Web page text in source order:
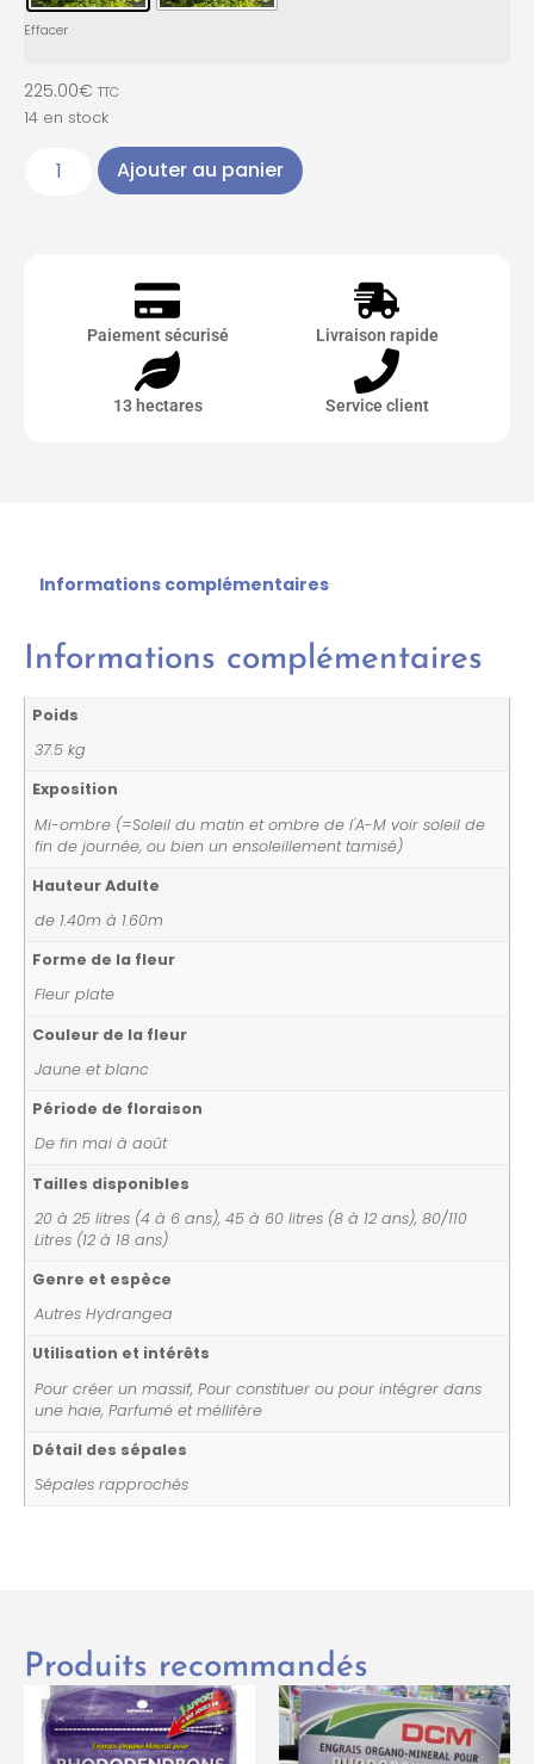
Effacer
225.00€ TTC
14 en stock
Ajouter au panier
Paiement sécurisé Livraison rapide
13 hectares Service client
Informations complémentaires
Informations complémentaires
Poids
37.5 kg
Exposition
Mi-ombre (=Soleil du matin et ombre de l'A-M voir soleil de
fin de journée, ou bien un ensoleillement tamisé)
Hauteur Adulte
de 1.40m à 1.60m
Forme de la fleur
Fleur plate
Couleur de la fleur
Jaune et blanc
Période de floraison
De fin mai à août
Tailles disponibles
20 à 25 litres (4 à 6 ans), 45 à 60 litres (8 à 12 ans), 80/110
Litres (12 à 18 ans)
Genre et espèce
Autres Hydrangea
Utilisation et intérêts
Pour créer un massif, Pour constituer ou pour intégrer dans
une haie, Parfumé et méllifère
Détail des sépales
Sépales rapprochés
Produits recommandés